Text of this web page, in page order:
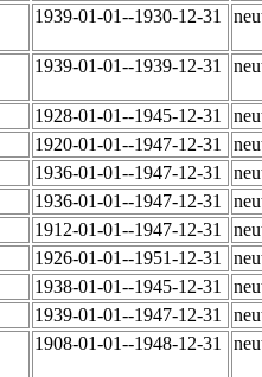
1939-01-01--1930-12-31
1939-01-01--1939-12-31
1928-01-01--1945-12-31
1920-01-01--1947-12-31
1936-01-01--1947-12-31
1936-01-01--1947-12-31
1912-01-01--1947-12-31
1926-01-01--1951-12-31
1938-01-01--1945-12-31
1939-01-01--1947-12-31
1908-01-01--1948-12-31